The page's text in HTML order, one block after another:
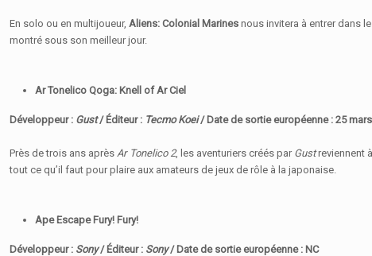
En solo ou en multijoueur,Aliens: Colonial Marines nous invitera à entrer dans
montré sous son meilleur jour.
Ar Tonelico Qoga: Knell of Ar Ciel
Développeur : Gust/ Éditeur : Tecmo Koei/ Date de sortie européenne : 25
Près de trois ans aprèsAr Tonelico 2, les aventuriers créés par Gustreviennent à
tout ce qu’il faut pour plaire aux amateurs de jeux de rôle à la japonaise.
Ape Escape Fury! Fury!
Développeur : Sony/ Éditeur : Sony/ Date de sortie européenne : NC